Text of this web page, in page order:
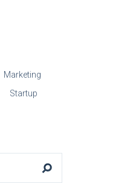
Marketing
Startup